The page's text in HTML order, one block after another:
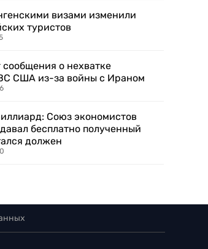
визами изменили
туристов
о нехватке
США из-за войны с Ираном
Союз экономистов
бесплатно полученный
должен